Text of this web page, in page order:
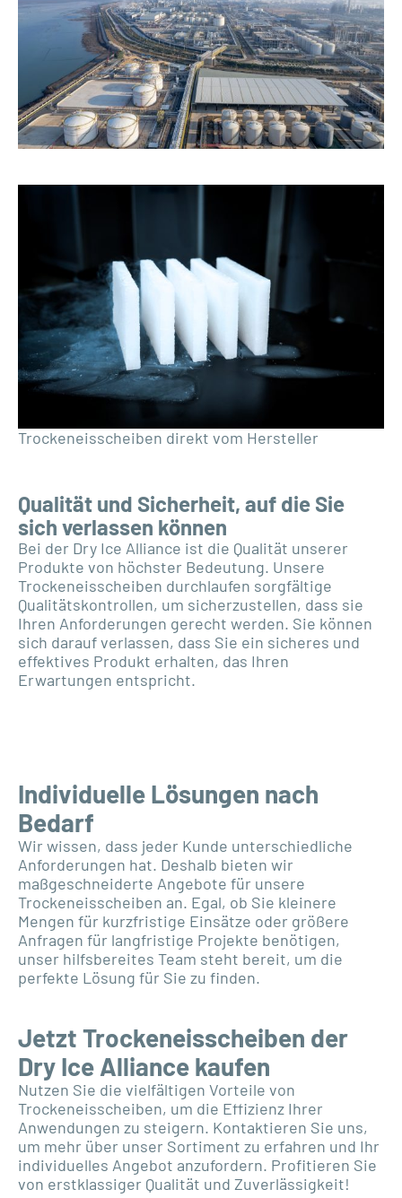
Trockeneisscheiben direkt vom Hersteller
Qualität und Sicherheit, auf die Sie
sich verlassen können
Bei der Dry Ice Alliance ist die Qualität unserer
Produkte von höchster Bedeutung. Unsere
Trockeneisscheiben durchlaufen sorgfältige
Qualitätskontrollen, um sicherzustellen, dass sie
Ihren Anforderungen gerecht werden. Sie können
sich darauf verlassen, dass Sie ein sicheres und
effektives Produkt erhalten, das Ihren
Erwartungen entspricht.
Individuelle Lösungen nach
Bedarf
Wir wissen, dass jeder Kunde unterschiedliche
Anforderungen hat. Deshalb bieten wir
maßgeschneiderte Angebote für unsere
Trockeneisscheiben an. Egal, ob Sie kleinere
Mengen für kurzfristige Einsätze oder größere
Anfragen für langfristige Projekte benötigen,
unser hilfsbereites Team steht bereit, um die
perfekte Lösung für Sie zu finden.
Jetzt Trockeneisscheiben der
Dry Ice Alliance kaufen
Nutzen Sie die vielfältigen Vorteile von
Trockeneisscheiben, um die Effizienz Ihrer
Anwendungen zu steigern. Kontaktieren Sie uns,
um mehr über unser Sortiment zu erfahren und Ihr
individuelles Angebot anzufordern. Profitieren Sie
von erstklassiger Qualität und Zuverlässigkeit!